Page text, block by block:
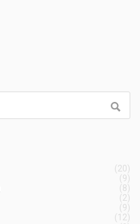
(20)
(9)
(8)
(2)
(9)
(12)